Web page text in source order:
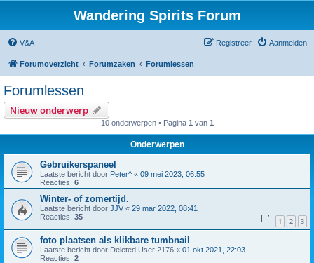
Wandering Spirits Forum
V&A Aanmelden
Registreer
Forumoverzicht Forumzaken Forumlessen
Forumlessen
Nieuw onderwerp
10 onderwerpen • Pagina 1 van 1
Onderwerpen
Gebruikerspaneel
Laatste bericht door Peter^ « 09 mei 2023, 06:55
Reacties: 6
Winter- of zomertijd.
Laatste bericht door JJV « 29 mar 2022, 08:41
Reacties: 35 1 2 3
foto plaatsen als klikbare tumbnail
Laatste bericht door Deleted User 2176 « 01 okt 2021, 22:03
Reacties: 2